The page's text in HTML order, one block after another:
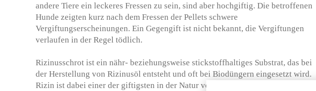
andere Tiere ein leckeres Fressen zu sein, sind aber hochgiftig. Die betroffenen
Hunde zeigten kurz nach dem Fressen der Pellets schwere
Vergiftungserscheinungen. Ein Gegengift ist nicht bekannt, die Vergiftungen
verlaufen in der Regel tödlich.
Rizinusschrot ist ein nähr- beziehungsweise stickstoffhaltiges Substrat, das bei
der Herstellung von Rizinusöl entsteht und oft bei Biodüngern eingesetzt wird.
Rizin ist dabei einer der giftigsten in der Natur vorkommenden Eiweissstoffe und